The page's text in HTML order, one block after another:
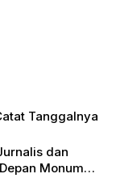
Tanggalnya
dan
Monumen